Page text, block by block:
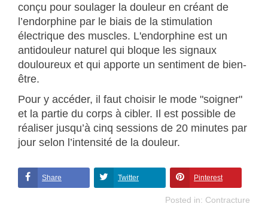
conçu pour soulager la douleur en créant de
l’endorphine par le biais de la stimulation
électrique des muscles. L'endorphine est un
antidouleur naturel qui bloque les signaux
douloureux et qui apporte un sentiment de bien-
être.
Pour y accéder, il faut choisir le mode "soigner"
et la partie du corps à cibler. Il est possible de
réaliser jusqu’à cinq sessions de 20 minutes par
jour selon l’intensité de la douleur.
Share Twitter Pinterest
Posted in: Contracture